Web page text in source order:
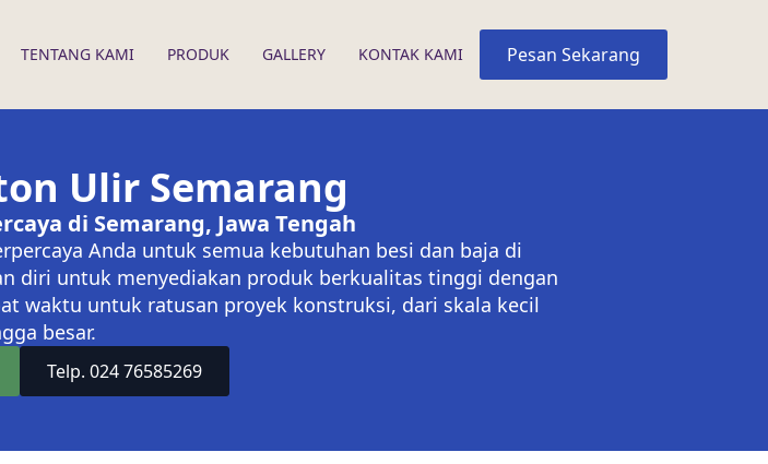
TENTANG KAMI PRODUK GALLERY KONTAK KAMI Pesan Sekarang
Ulir Semarang
di Semarang, Jawa Tengah
Anda untuk semua kebutuhan besi dan baja di
diri untuk menyediakan produk berkualitas tinggi dengan
waktu untuk ratusan proyek konstruksi, dari skala kecil
besar.
Telp. 024 76585269